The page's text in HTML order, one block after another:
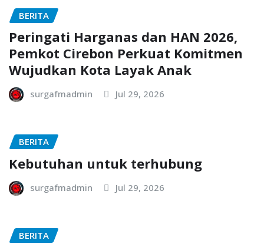
BERITA
Peringati Harganas dan HAN 2026,
Pemkot Cirebon Perkuat Komitmen
Wujudkan Kota Layak Anak
surgafmadmin Jul 29, 2026
BERITA
Kebutuhan untuk terhubung
surgafmadmin Jul 29, 2026
BERITA